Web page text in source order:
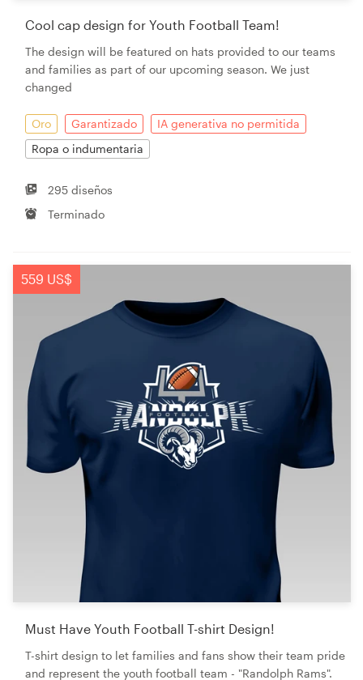
Cool cap design for Youth Football Team!
The design will be featured on hats provided to our teams
and families as part of our upcoming season. We just
changed
Oro Garantizado
IA generativa no permitida
Ropa o indumentaria
295 diseños
Terminado
559 US$
Must Have Youth Football T-shirt Design!
T-shirt design to let families and fans show their team pride
and represent the youth football team - "Randolph Rams".